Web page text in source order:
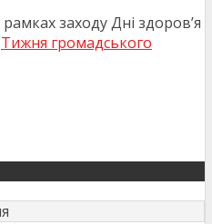
заходу Дні здоров’я
Тижня громадського